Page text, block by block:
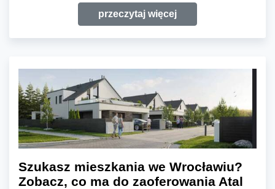
przeczytaj więcej
Szukasz mieszkania we Wrocławiu?
Zobacz, co ma do zaoferowania Atal